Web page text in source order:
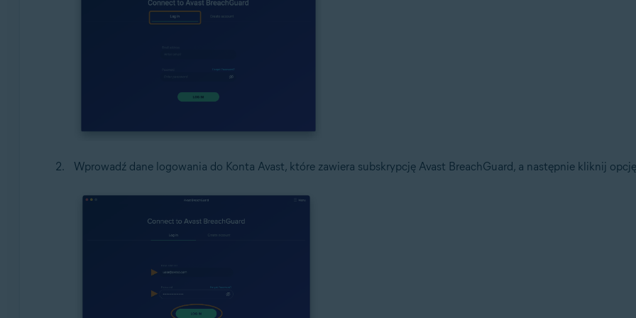
Wprowadź dane logowania do Konta Avast, które zawiera subskrypcję Avast BreachGuard, a następnie kliknij opcję